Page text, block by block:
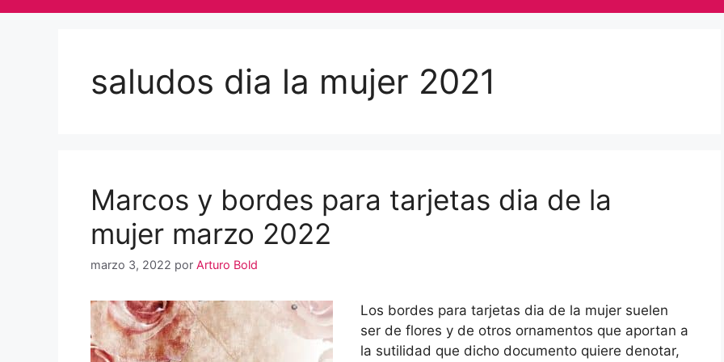
saludos dia la mujer 2021
Marcos y bordes para tarjetas dia de la
mujer marzo 2022
marzo 3, 2022 por Arturo Bold
Los bordes para tarjetas dia de la mujer suelen
ser de flores y de otros ornamentos que aportan a
la sutilidad que dicho documento quiere denotar,